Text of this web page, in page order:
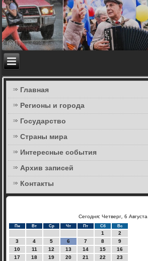
Главная
Регионы и города
Государство
Страны мира
Интересные события
Архив записей
Контакты
Сегодня: Четверг, 6 Августа
Пн Вт Ср Чт Пт Сб Вс
1
2
3
4 5 6 7 8
9
10
11 12 13 14 15
16
17
18 19 20 21 22
23